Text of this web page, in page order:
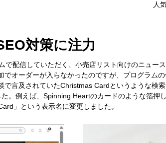
人
対策に注力
配信していただく、小売店リスト向けのニュー
オーダーが入らなかったのですが、プログラム
言及されていたChristmas Cardというような検
。例えば、Spinning Heartのカードのような箔押
」という表示名に変更しました。